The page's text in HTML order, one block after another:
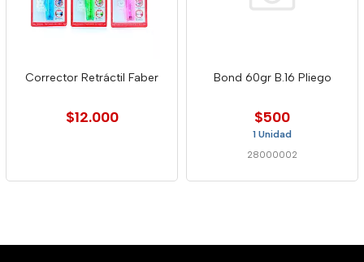
Corrector Retráctil Faber
$12.000
Bond 60gr B.16 Pliego
$500
1 Unidad
28000002